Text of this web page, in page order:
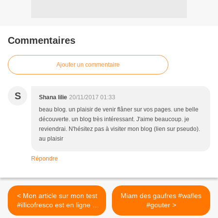
Commentaires
Ajouter un commentaire
S Shana lilie 20/11/2017 01:33
beau blog. un plaisir de venir flâner sur vos pages. une belle
découverte. un blog très intéressant. J'aime beaucoup. je
reviendrai. N'hésitez pas à visiter mon blog (lien sur pseudo).
au plaisir
Répondre
< Mon article sur mon test
#illicofresco est en ligne :)
Je peux déjà vous dire que
Miam des gaufres #wafles
#gouter >